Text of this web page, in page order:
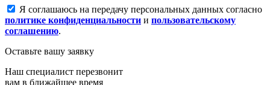
Я соглашаюсь на передачу персональных данных согласно
политике конфиденциальности и пользовательскому
соглашению.
Оставьте вашу заявку
Наш специалист перезвонит
вам в ближайшее время